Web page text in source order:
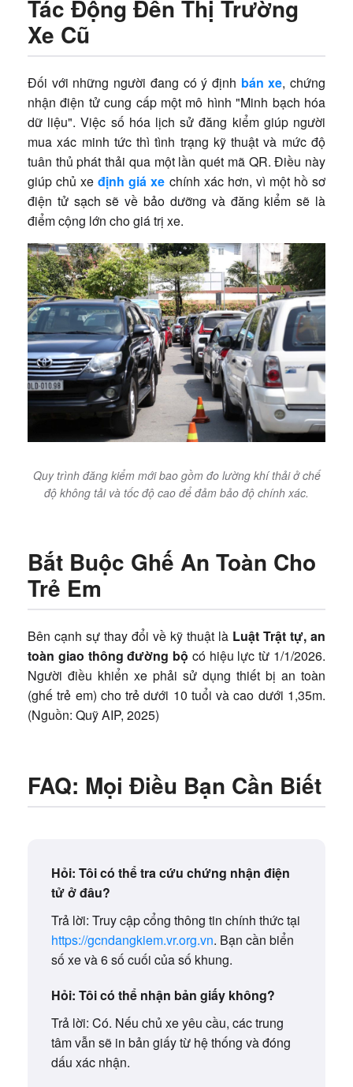
Tác Động Đến Thị Trường
Xe Cũ
Đối với những người đang có ý định bán xe, chứng
nhận điện tử cung cấp một mô hình "Minh bạch hóa
dữ liệu". Việc số hóa lịch sử đăng kiểm giúp người
mua xác minh tức thì tình trạng kỹ thuật và mức độ
tuân thủ phát thải qua một lần quét mã QR. Điều này
giúp chủ xeđịnh giá xe chính xác hơn, vì một hồ sơ
điện tử sạch sẽ về bảo dưỡng và đăng kiểm sẽ là
điểm cộng lớn cho giá trị xe.
Quy trình đăng kiểm mới bao gồm đo lường khí thải ở chế
độ không tải và tốc độ cao để đảm bảo độ chính xác.
Bắt Buộc Ghế An Toàn Cho
Trẻ Em
Bên cạnh sự thay đổi về kỹ thuật là Luật Trật tự, an
toàn giao thông đường bộ có hiệu lực từ 1/1/2026.
Người điều khiển xe phải sử dụng thiết bị an toàn
(ghế trẻ em) cho trẻ dưới 10 tuổi và cao dưới 1,35m.
(Nguồn: Quỹ AIP, 2025)
FAQ: Mọi Điều Bạn Cần Biết
Hỏi: Tôi có thể tra cứu chứng nhận điện
tử ở đâu?
Trả lời: Truy cập cổng thông tin chính thức tại
https://gcndangkiem.vr.org.vn. Bạn cần biển
số xe và 6 số cuối của số khung.
Hỏi: Tôi có thể nhận bản giấy không?
Trả lời: Có. Nếu chủ xe yêu cầu, các trung
tâm vẫn sẽ in bản giấy từ hệ thống và đóng
dấu xác nhận.